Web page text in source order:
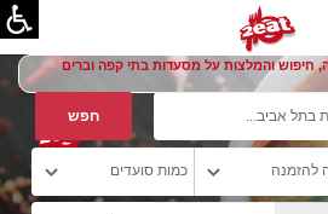
והמלצות על מסעדות בתי קפה וברים